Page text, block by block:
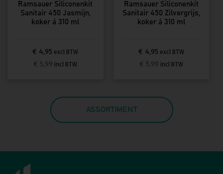
Ramsauer Siliconenkit
Sanitair 450 Jasmijn,
koker á 310 ml
€ 4,95 excl BTW
€ 5,99 incl BTW
Ramsauer Siliconenkit
Sanitair 450 Zilvergrijs,
koker á 310 ml
€ 4,95 excl BTW
€ 5,99 incl BTW
ASSORTIMENT